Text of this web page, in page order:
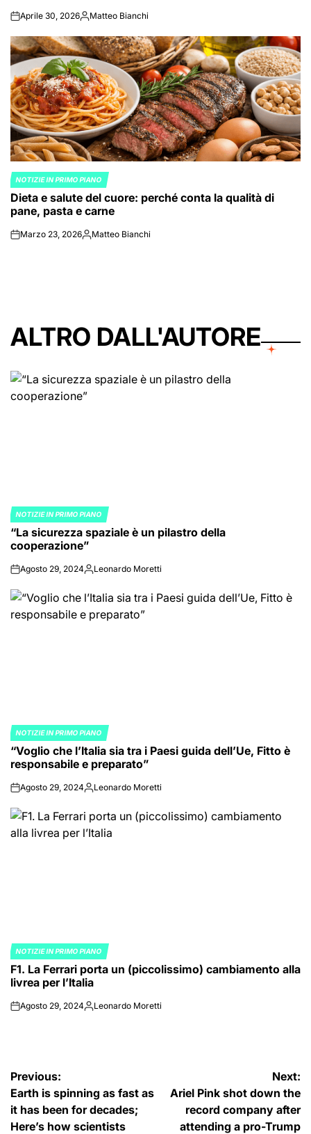
onAprile 30, 2026Posted
Matteo Bianchi
POSTED
IN
NOTIZIE IN PRIMO PIANO
Dieta e salute del cuore: perché conta la qualità di
pane, pasta e carne
onMarzo 23, 2026Posted
Matteo Bianchi
ALTRO DALL'AUTORE
POSTED
IN
NOTIZIE IN PRIMO PIANO
“La sicurezza spaziale è un pilastro della
cooperazione”
onAgosto 29, 2024Posted
Leonardo Moretti
POSTED
IN
NOTIZIE IN PRIMO PIANO
“Voglio che l’Italia sia tra i Paesi guida dell’Ue, Fitto è
responsabile e preparato”
onAgosto 29, 2024Posted
Leonardo Moretti
POSTED
IN
NOTIZIE IN PRIMO PIANO
F1. La Ferrari porta un (piccolissimo) cambiamento alla
livrea per l’Italia
onAgosto 29, 2024Posted
Leonardo Moretti
Navigazione
articoli
Previous:
Earth is spinning as fast as
it has been for decades;
Here’s how scientists
Next:
Ariel Pink shot down the
record company after
attending a pro-Trump